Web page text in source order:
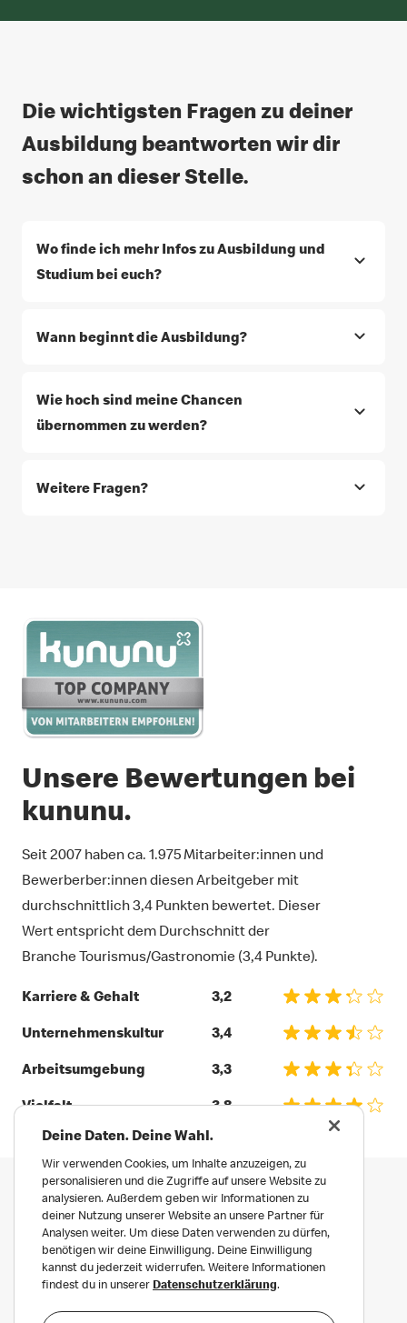
Die wichtigsten Fragen zu deiner
Ausbildung beantworten wir dir
schon an dieser Stelle.
Wo finde ich mehr Infos zu Ausbildung und
Studium bei euch?
Wann beginnt die Ausbildung?
Wie hoch sind meine Chancen
übernommen zu werden?
Weitere Fragen?
Unsere Bewertungen bei
kununu.
Seit 2007 haben ca. 1.975Mitarbeiter:innen und
Bewerberber:innen diesen Arbeitgeber mit
durchschnittlich 3,4 Punkten bewertet. Dieser
Wert entspricht dem Durchschnitt der
Branche Tourismus/Gastronomie (3,4 Punkte).
Karriere & Gehalt
3,2
Unternehmenskultur
3,4
Arbeitsumgebung
3,3
Vielfalt
3,8
Deine Daten. Deine Wahl.
Wir verwenden Cookies, um Inhalte anzuzeigen, zu
personalisieren und die Zugriffe auf unsere Website zu
analysieren. Außerdem geben wir Informationen zu
deiner Nutzung unserer Website an unsere Partner für
Analysen weiter. Um diese Daten verwenden zu dürfen,
benötigen wir deine Einwilligung. Deine Einwilligung
kannst du jederzeit widerrufen. Weitere Informationen
findest du in unserer Datenschutzerklärung.